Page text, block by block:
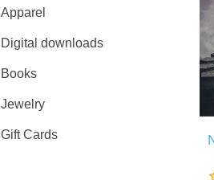
Apparel
Digital downloads
Books
Jewelry
Gift Cards